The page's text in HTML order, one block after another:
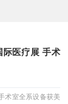
际医疗展 手术
术室全系设备获美